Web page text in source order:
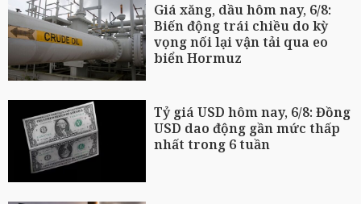
Giá xăng, dầu hôm nay, 6/8:
Biến động trái chiều do kỳ
vọng nối lại vận tải qua eo
biển Hormuz
Tỷ giá USD hôm nay, 6/8: Đồng
USD dao động gần mức thấp
nhất trong 6 tuần